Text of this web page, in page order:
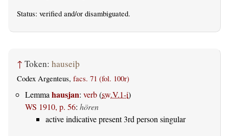
Status: verified and/or disambiguated.
↑ Token: hauseiþ
Codex Argenteus, facs. 71 (fol. 100r)
Lemma hausjan: verb(sw.V.1-i)
WS 1910, p. 56: hören
active indicative present 3rd person singular